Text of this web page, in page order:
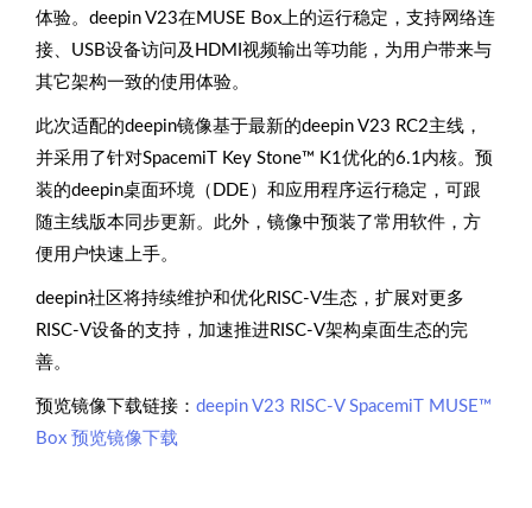
体验。deepin V23在MUSE Box上的运行稳定，支持网络连
接、USB设备访问及HDMI视频输出等功能，为用户带来与
其它架构一致的使用体验。
此次适配的deepin镜像基于最新的deepin V23 RC2主线，
并采用了针对SpacemiT Key Stone™ K1优化的6.1内核。预
装的deepin桌面环境（DDE）和应用程序运行稳定，可跟
随主线版本同步更新。此外，镜像中预装了常用软件，方
便用户快速上手。
deepin社区将持续维护和优化RISC-V生态，扩展对更多
RISC-V设备的支持，加速推进RISC-V架构桌面生态的完
善。
预览镜像下载链接： deepin V23 RISC-V SpacemiT MUSE™
Box 预览镜像下载